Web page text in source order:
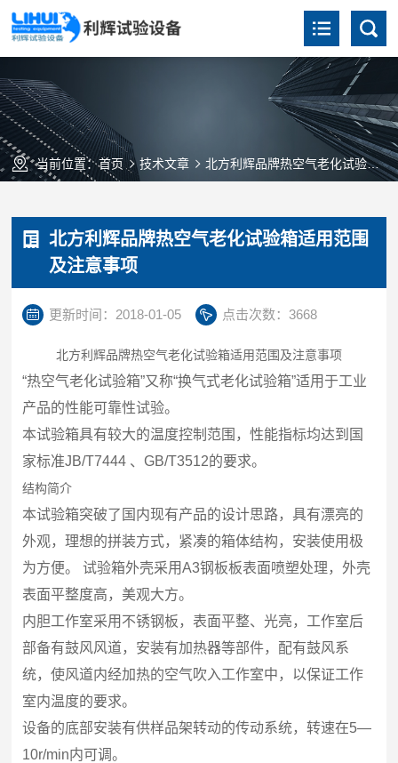
当前位置：首页 技术文章 北方利辉品牌热空气老化试验箱适用范围及注意事项
北方利辉品牌热空气老化试验箱适用范围
及注意事项
更新时间：2018-01-05 点击次数：3668
北方利辉品牌热空气老化试验箱适用范围及注意事项
“热空气老化试验箱”又称“换气式老化试验箱”适用于工业
产品的性能可靠性试验。
本试验箱具有较大的温度控制范围，性能指标均达到国
家标准JB/T7444 、GB/T3512的要求。
结构简介
本试验箱突破了国内现有产品的设计思路，具有漂亮的
外观，理想的拼装方式，紧凑的箱体结构，安装使用极
为方便。 试验箱外壳采用A3钢板板表面喷塑处理，外壳
表面平整度高，美观大方。
内胆工作室采用不锈钢板，表面平整、光亮，工作室后
部备有鼓风风道，安装有加热器等部件，配有鼓风系
统，使风道内经加热的空气吹入工作室中，以保证工作
室内温度的要求。
设备的底部安装有供样品架转动的传动系统，转速在5—
10r/min内可调。